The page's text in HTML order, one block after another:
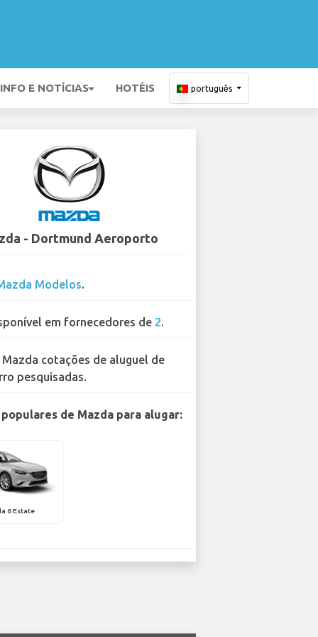
INFO E NOTÍCIAS HOTÉIS português
- Dortmund Aeroporto
Modelos.
em fornecedores de 2.
Mazda cotações de aluguel de
pesquisadas.
de Mazda para alugar:
6 Estate